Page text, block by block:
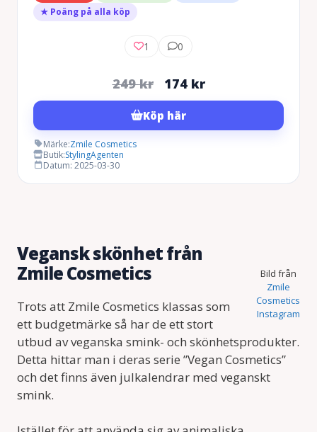
★ Poäng på alla köp
1 0
249kr
Det
ursprungliga
priset
174 krDet
nuvarande
Köp här
Märke:Zmile Cosmetics
Butik:StylingAgenten
Datum: 2025-03-30
Bild från
Zmile
Cosmetics
Instagram
Vegansk skönhet från
Zmile Cosmetics
Trots att Zmile Cosmetics klassas som
ett budgetmärke så har de ett stort
utbud av veganska smink- och skönhetsprodukter.
Detta hittar man i deras serie ”Vegan Cosmetics”
och det finns även julkalendrar med veganskt
smink.